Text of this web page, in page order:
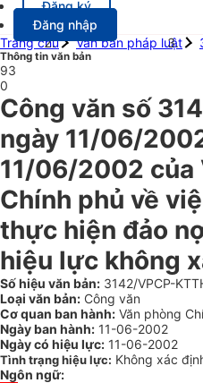
Đăng ký
Đăng nhập
Trang chủ
Văn bản pháp luật
Thông tin văn bản
93
0
Công văn số
ngày 11/06/
11/06/2002 của
Chính phủ về
thực hiện đảo
hiệu lực không
Số hiệu văn bản: 3142/VPCP-
Loại văn bản: Công văn
Cơ quan ban hành: Văn phòng
Ngày ban hành: 11-06-2002
Ngày có hiệu lực: 11-06-2002
Tình trạng hiệu lực: Không xác
Ngôn ngữ: